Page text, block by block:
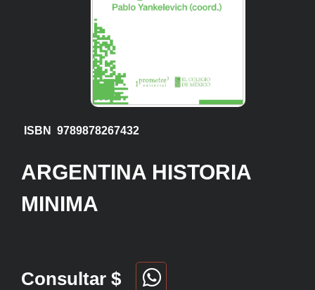
ISBN 9789878267432
ARGENTINA HISTORIA
MINIMA
Consultar $